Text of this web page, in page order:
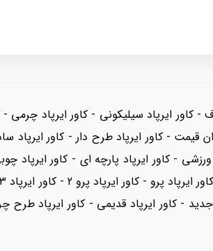
- کاور ایرپاد سیلیکونی - کاور ایرپاد چرمی
قیمت - کاور ایرپاد طرح دار - کاور ایرپاد
- کاور ایرپاد پارچه ای - کاور ایرپاد
- کاور ایرپاد قدیمی - کاور ایرپاد طرح